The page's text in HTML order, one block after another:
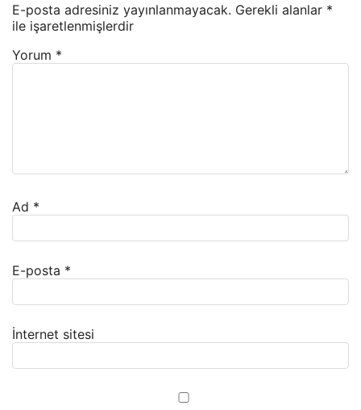
E-posta adresiniz yayınlanmayacak. Gerekli alanlar *
ile işaretlenmişlerdir
Yorum *
Ad *
E-posta *
İnternet sitesi